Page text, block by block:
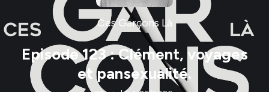
Ces Garçons Là
Episode 123 : Clément, voyages
et pansexualité.